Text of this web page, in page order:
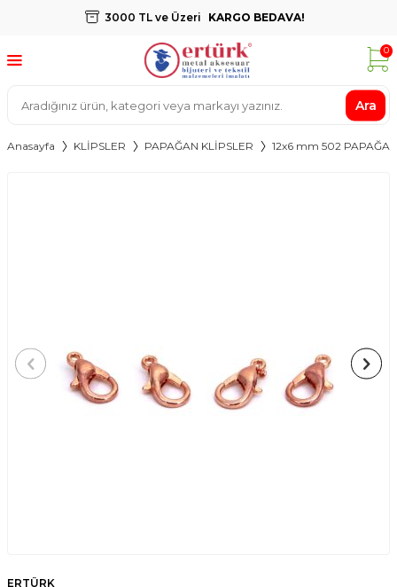
3000 TL ve Üzeri KARGO BEDAVA!
Ara
0
Anasayfa KLİPSLER PAPAĞAN KLİPSLER 12x6 mm 502
ERTÜRK